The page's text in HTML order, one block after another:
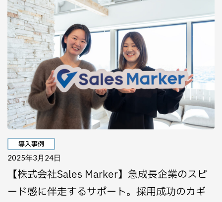
導入事例
2025年3月24日
【株式会社Sales Marker】急成長企業のスピ
ード感に伴走するサポート。採用成功のカギ